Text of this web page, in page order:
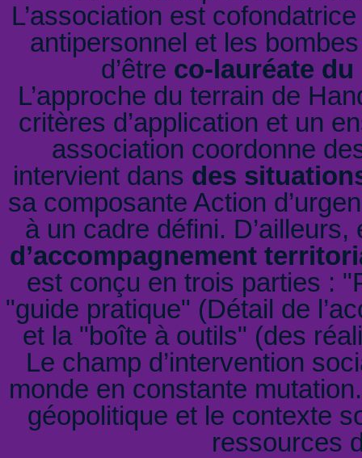
L’association est
antipersonnel et les
d’être co-lauréate
L’approche du terrain de
critères d’application et un
association coordonne
intervient dans des
sa composante Action
à un cadre défini.
d’accompagnement
est conçu en trois parties :
"guide pratique" (Détail de
et la "boîte à outils" (des
Le champ d’intervention
monde en constante
géopolitique et le contexte
ressources